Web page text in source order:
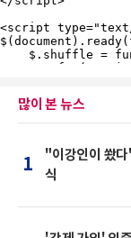
많이 본 뉴스
1
"이강인이 쐈
식